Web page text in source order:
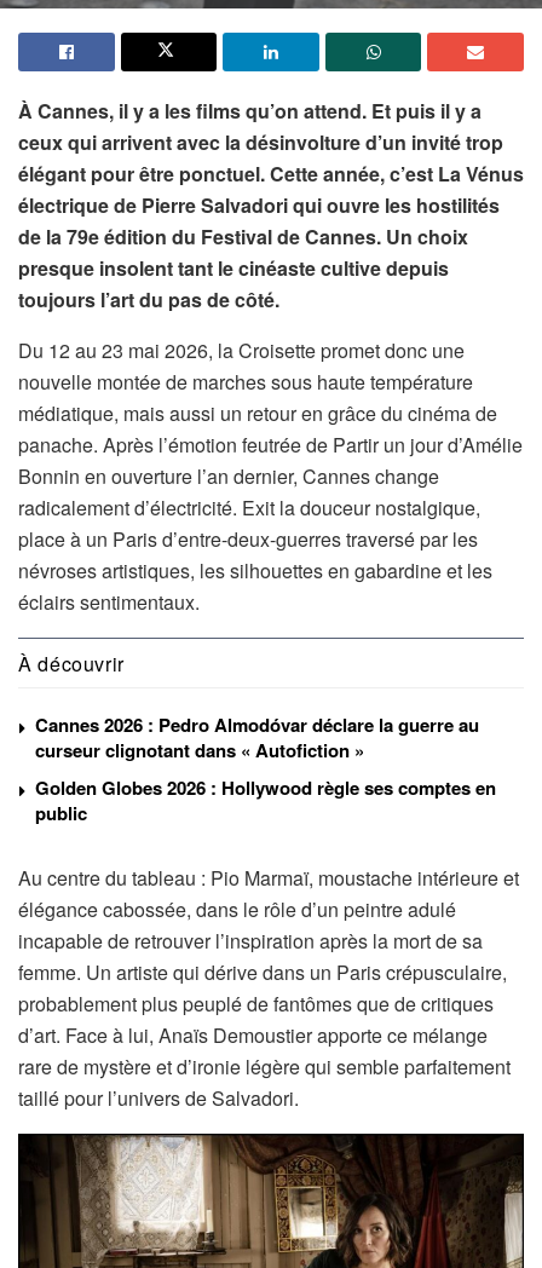
À Cannes, il y a les films qu’on attend. Et puis il y a
ceux qui arrivent avec la désinvolture d’un invité trop
élégant pour être ponctuel. Cette année, c’est La Vénus
électrique de Pierre Salvadori qui ouvre les hostilités
de la 79e édition du Festival de Cannes. Un choix
presque insolent tant le cinéaste cultive depuis
toujours l’art du pas de côté.
Du 12 au 23 mai 2026, la Croisette promet donc une
nouvelle montée de marches sous haute température
médiatique, mais aussi un retour en grâce du cinéma de
panache. Après l’émotion feutrée de Partir un jour d’Amélie
Bonnin en ouverture l’an dernier, Cannes change
radicalement d’électricité. Exit la douceur nostalgique,
place à un Paris d’entre-deux-guerres traversé par les
névroses artistiques, les silhouettes en gabardine et les
éclairs sentimentaux.
À découvrir
Cannes 2026 : Pedro Almodóvar déclare la guerre au
curseur clignotant dans « Autofiction »
Golden Globes 2026 : Hollywood règle ses comptes en
public
Au centre du tableau : Pio Marmaï, moustache intérieure et
élégance cabossée, dans le rôle d’un peintre adulé
incapable de retrouver l’inspiration après la mort de sa
femme. Un artiste qui dérive dans un Paris crépusculaire,
probablement plus peuplé de fantômes que de critiques
d’art. Face à lui, Anaïs Demoustier apporte ce mélange
rare de mystère et d’ironie légère qui semble parfaitement
taillé pour l’univers de Salvadori.